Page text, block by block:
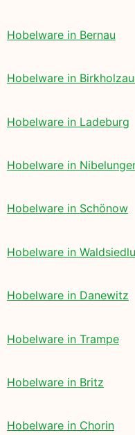
Hobelware in Bernau
Hobelware in
Hobelware in Ladeburg
Hobelware in
Hobelware in Schönow
Hobelware in
Hobelware in Danewitz
Hobelware in Trampe
Hobelware in Britz
Hobelware in Chorin